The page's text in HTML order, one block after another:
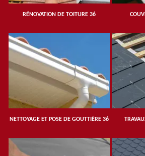
RÉNOVATION DE TOITURE 36
NETTOYAGE ET POSE DE GOUTTIÈRE 36